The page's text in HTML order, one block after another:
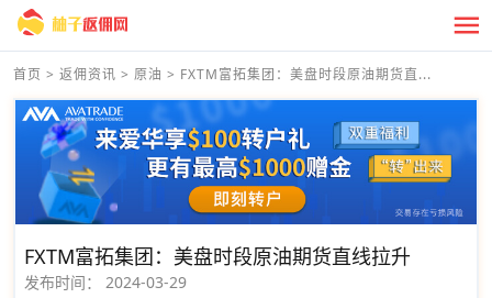
首页 > 返佣资讯 > 原油 > FXTM富拓集团：美盘时段原油期货直...
FXTM富拓集团：美盘时段原油期货直线拉升
发布时间： 2024-03-29